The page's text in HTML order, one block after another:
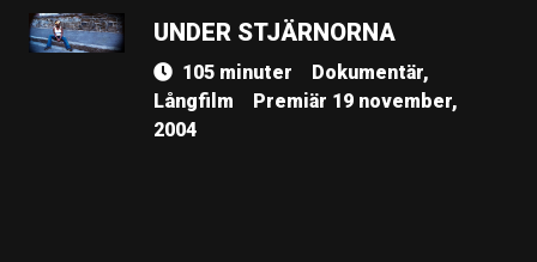
UNDER STJÄRNORNA
105 minuter
Dokumentär,
Långfilm
Premiär 19 november,
2004